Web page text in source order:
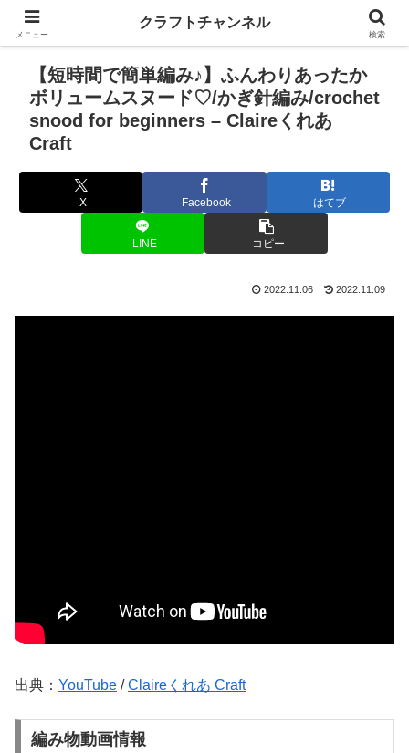
【短時間で簡単編み♪】ふんわりあったか
ボリュームスヌード♡/かぎ針編み/crochet
snood for beginners – Claireくれあ
Craft
X Facebook はてブ
LINE コピー
2022.11.06 2022.11.09
出典： YouTube /Claireくれあ Craft
編み物動画情報
メニュー
クラフトチャンネル
検索